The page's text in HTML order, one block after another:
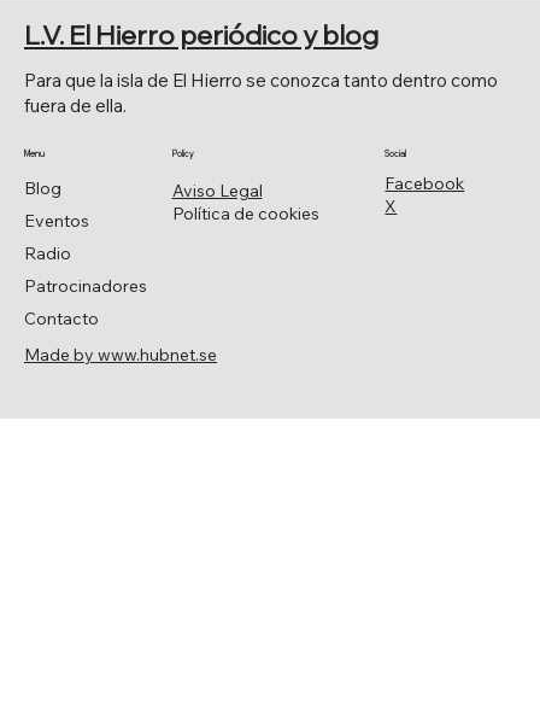
Facebook
X
Social
Aviso Legal
Política de cookies
Policy
Blog
Eventos
Radio
Patrocinadores
Contacto
Menu
Para que la isla de El Hierro se conozca tanto dentro como
fuera de ella.
L.V. El Hierro periódico y blog
Made by www.hubnet.se